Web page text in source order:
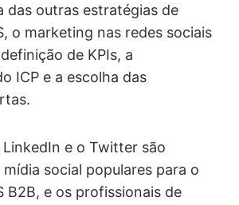
das outras estratégias de
o marketing nas redes sociais
de KPIs, a
ICP e a escolha das
e o Twitter são
social populares para o
B2B, e os profissionais de